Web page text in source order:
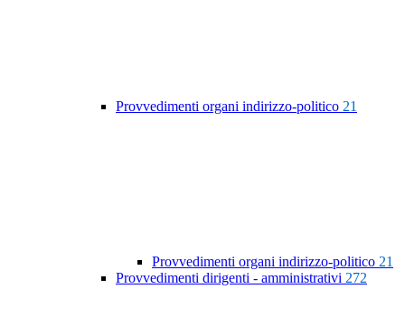
Provvedimenti organi indirizzo-politico 21
Provvedimenti organi indirizzo-politico 21
Provvedimenti dirigenti - amministrativi 272